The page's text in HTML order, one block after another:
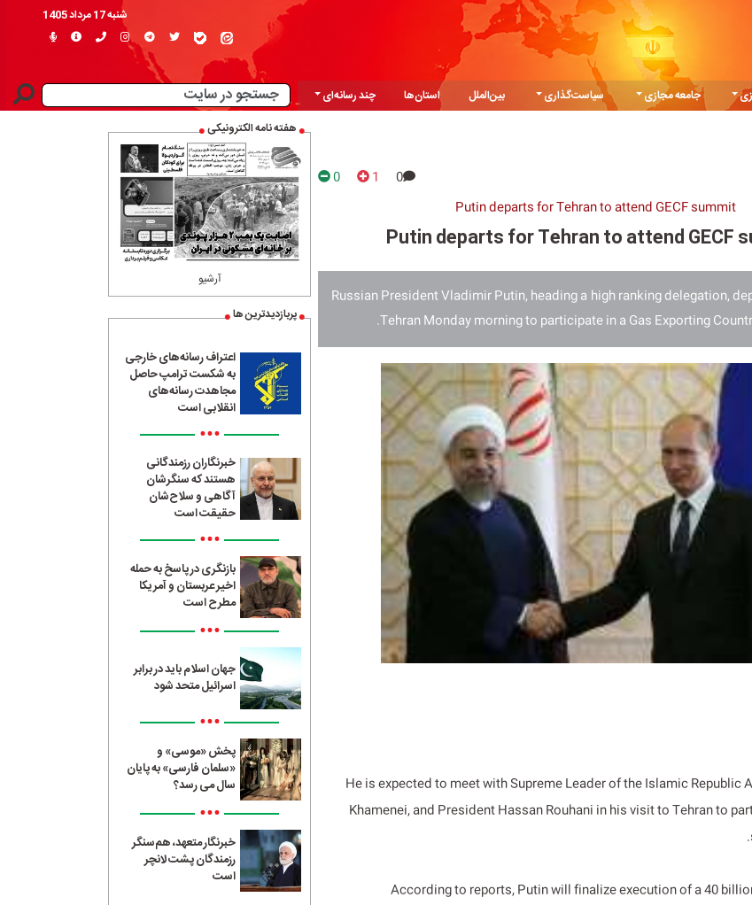
شنبه 17 مرداد 1405
جامعه مجازی سیاست‌گذاری بین‌الملل استان‌ها
چند رسانه‌ای
0
1
0
Putin departs for Tehran to attend GECF summit
Putin departs for Tehran to attend GECF
Russian President Vladimir Putin, heading a high ranking delegation,
Tehran Monday morning to participate in a Gas Exporting
He is expected to meet with Supreme Leader of the Islamic Republic
Khamenei, and President Hassan Rouhani in his visit to Tehran to
According to reports, Putin will finalize execution of a 40
هفته نامه الکترونیکی
آرشیو
پربازدیدترین ها
اعتراف رسانه‌های خارجی
به شکست ترامپ حاصل
مجاهدت رسانه‌های
انقلابی است
•••
خبرنگاران رزمندگانی
هستند که سنگرشان
آگاهی و سلاح‌شان
حقیقت است
•••
بازنگری در پاسخ به حمله
اخیر عربستان و آمریکا
مطرح است
•••
جهان اسلام باید در برابر
اسرائیل متحد شود
•••
پخش «موسی» و
«سلمان فارسی» به پایان
سال می رسد؟
•••
خبرنگار متعهد، هم‌سنگر
رزمندگان پشت لانچر
است